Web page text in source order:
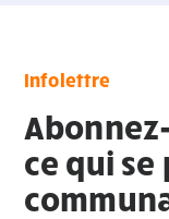
Infolettre
ce qui se